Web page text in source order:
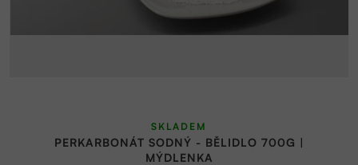
PERKARBONÁT SODNÝ - BĚLIDLO 700G |
MÝDLENKA
SKLADEM